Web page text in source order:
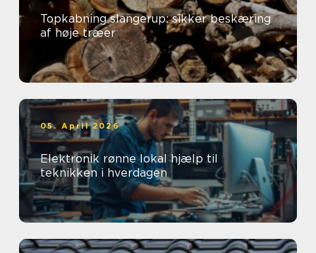
Topkabning slangerup: sikker beskæring
af høje træer
05. April 2026
Elektronik rønne lokal hjælp til
teknikken i hverdagen